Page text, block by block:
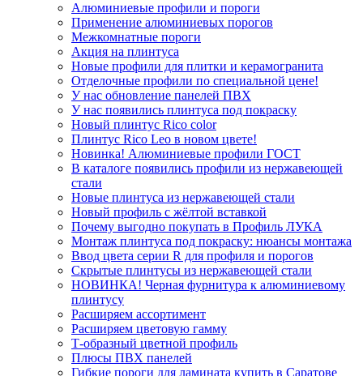
Алюминиевые профили и пороги
Применение алюминиевых порогов
Межкомнатные пороги
Акция на плинтуса
Новые профили для плитки и керамогранита
Отделочные профили по специальной цене!
У нас обновление панелей ПВХ
У нас появились плинтуса под покраску
Новый плинтус Rico color
Плинтус Rico Leo в новом цвете!
Новинка! Алюминиевые профили ГОСТ
В каталоге появились профили из нержавеющей
стали
Новые плинтуса из нержавеющей стали
Новый профиль с жёлтой вставкой
Почему выгодно покупать в Профиль ЛУКА
Монтаж плинтуса под покраску: нюансы монтажа
Ввод цвета серии R для профиля и порогов
Скрытые плинтусы из нержавеющей стали
НОВИНКА! Черная фурнитура к алюминиевому
плинтусу
Расширяем ассортимент
Расширяем цветовую гамму
Т-образный цветной профиль
Плюсы ПВХ панелей
Гибкие пороги для ламината купить в Саратове